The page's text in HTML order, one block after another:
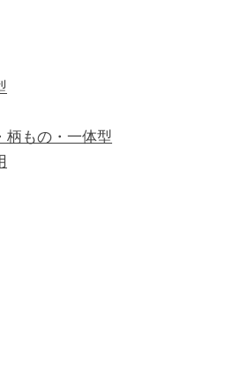
柄もの・一体型